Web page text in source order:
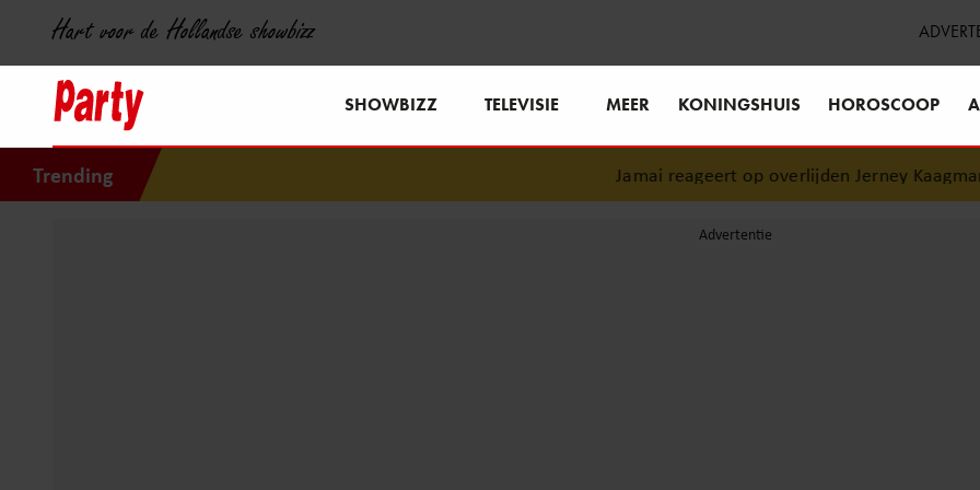
Hart voor de Hollandse showbizz
SHOWBIZZ TELEVISIE MEER KONINGSHUIS HOROSCOOP
Trending Jamai reageert op overlijden Jerney Kaagman